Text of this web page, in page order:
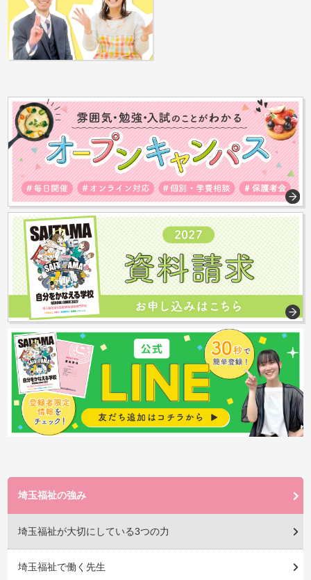
埼玉福祉の強み
埼玉福祉が大切にしている3つの力
埼玉福祉で働く先生